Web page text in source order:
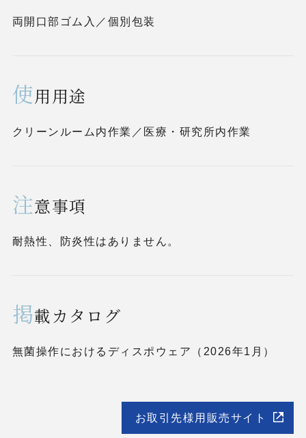
両開口部ゴム入／個別包装
使用用途
クリーンルーム内作業／医療・研究所内作業
注意事項
耐熱性、防炎性はありません。
掲載カタログ
無菌操作におけるディスポウェア（2026年1月）
お取引先様用販売サイト